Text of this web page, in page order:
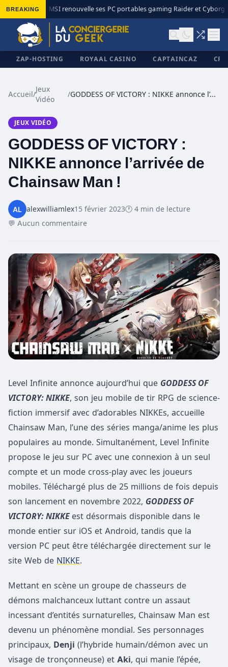
BREAKING◆ MSI renouvelle ses PC portables gaming Raider et Cyborg
ZAP-HOSTING ROYAAL CASINO CAPTAINCAZ
Accueil/
Jeux
Vidéo
/ GODDESS OF VICTORY : NIKKE annonce l’arrivée de Chainsaw Man !
JEUX VIDÉO
GODDESS OF VICTORY :
NIKKE annonce l’arrivée de
Chainsaw Man !
alexwilliamlex15 février 2023🕐 4 min de lecture
💬 Aucun commentaire
Level Infinite annonce aujourd’hui que GODDESS OF
VICTORY: NIKKE, son jeu mobile de tir RPG de science-
fiction immersif avec d’adorables NIKKEs, accueille
Chainsaw Man, l’une des séries manga/anime les plus
populaires au monde. Simultanément, Level Infinite
propose le jeu sur PC avec une connexion à un seul
compte et un mode cross-play avec les joueurs
mobiles. Téléchargé plus de 25 millions de fois depuis
son lancement en novembre 2022, GODDESS OF
VICTORY: NIKKE est désormais disponible dans le
monde entier sur iOS et Android, tandis que la
version PC peut être téléchargée directement sur le
site Web de NIKKE.
Mettant en scène un groupe de chasseurs de
démons malchanceux luttant contre un assaut
incessant d’entités surnaturelles, Chainsaw Man est
devenu un phénomène mondial. Ses personnages
principaux, Denji (l’hybride humain/démon avec un
visage de tronçonneuse) et Aki, qui manie l’épée,